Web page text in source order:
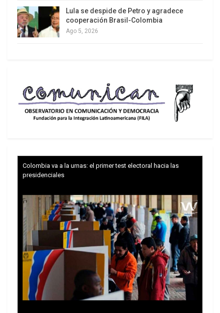
estadounidense.
Ante las versiones de CBS News sobre la
presidenta Claudia Sheinbaum rechazó que dichas
sedes diplomáticas participen en su vida
mexicanos están haciendo política en Estados
Unidos es completamente falsa”, advirtió.
También precisó que México no tiene ninguna
notificación oficial al respecto.
Tras subrayar que la política exterior mexicana se
rige por la autodeterminación de los pueblos,
enfatizó que la actividad de los consulados se
concentra en la defensa de los connacionales y
Lula se despide de Petro y agradece
cooperación Brasil-Colombia
Ago 5, 2026
Colombia va a la urnas: el primer test electoral hacia las
presidenciales